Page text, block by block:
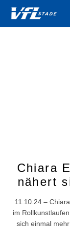
Chiara
nähert
11.10.24 –
im
sich einmal